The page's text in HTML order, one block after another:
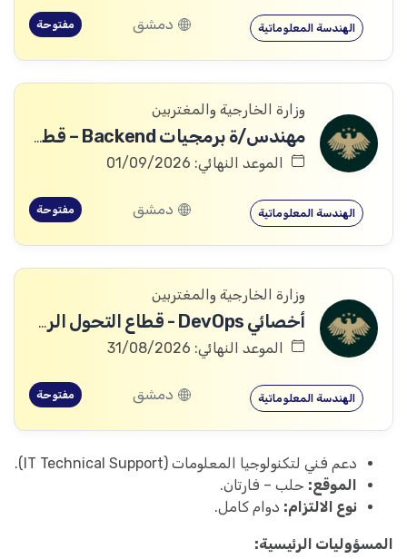
الهندسة المعلوماتية دمشق مفتوحة
وزارة الخارجية والمغتربين
مهندس/ة برمجيات Backend – قطاع التحول الرقمي
الموعد النهائي: 01/09/2026
الهندسة المعلوماتية دمشق مفتوحة
وزارة الخارجية والمغتربين
أخصائي DevOps - قطاع التحول الرقمي
الموعد النهائي: 31/08/2026
الهندسة المعلوماتية دمشق مفتوحة
دعم فني لتكنولوجيا المعلومات (IT Technical Support).
الموقع: حلب – فارتان.
نوع الالتزام: دوام كامل.
المسؤوليات الرئيسية: